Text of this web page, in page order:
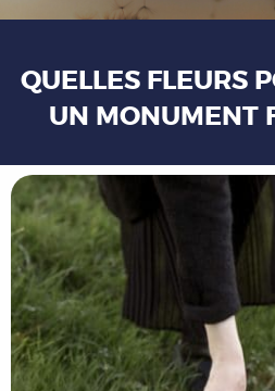
QUELLES FLEURS
UN MONUMENT